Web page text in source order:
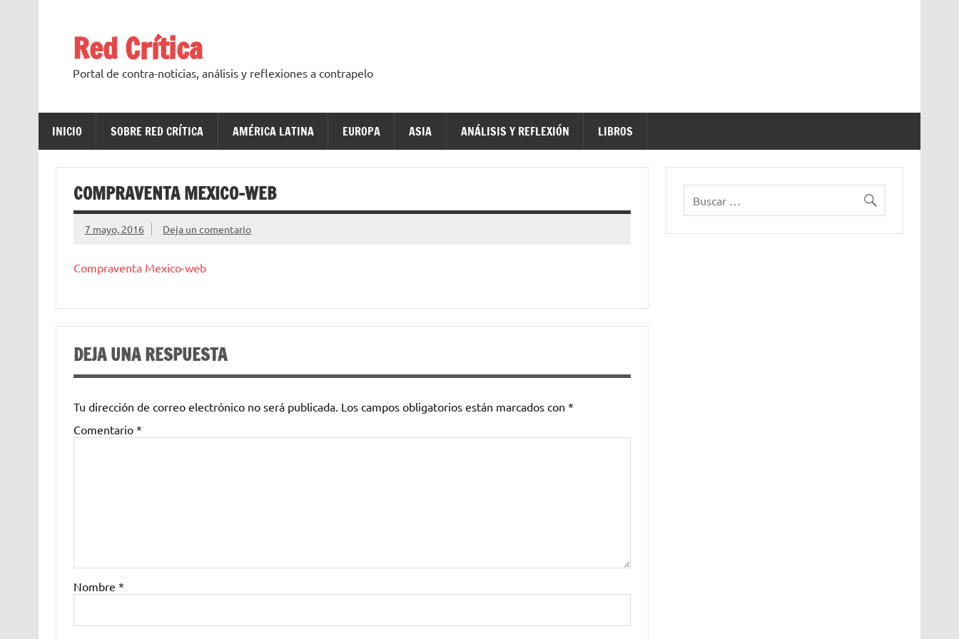
Red Crítica
Portal de contra-noticias, análisis y reflexiones a contrapelo
INICIO SOBRE RED CRÍTICA AMÉRICA LATINA EUROPA ASIA ANÁLISIS Y REFLEXIÓN LIBROS
COMPRAVENTA MEXICO-WEB
7 mayo, 2016 Deja un comentario
Compraventa Mexico-web
DEJA UNA RESPUESTA
Tu dirección de correo electrónico no será publicada. Los campos obligatorios están marcados con *
Comentario *
Nombre *